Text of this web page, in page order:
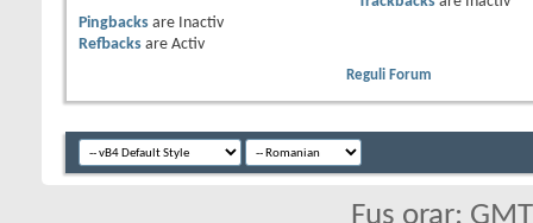
Pingbacks are
Inactiv
Refbacks are Activ
Reguli Forum